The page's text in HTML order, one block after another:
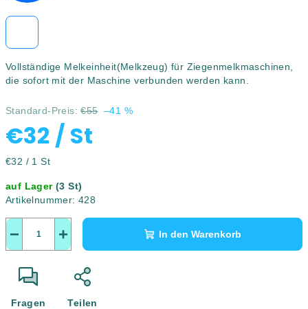
Vollständige Melkeinheit(Melkzeug) für Ziegenmelkmaschinen,
die sofort mit der Maschine verbunden werden kann.
Standard-Preis: €55 –41 %
€32 / St
Verkaufspreis:
€32 / 1 St
auf Lager(3 St)
Artikelnummer: 428
+
− In den Warenkorb
Fragen Teilen